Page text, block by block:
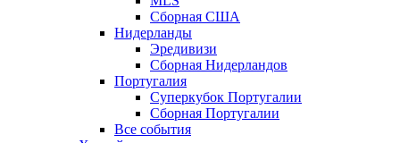
Сборная США
Нидерланды
Эредивизи
Сборная Нидерландов
Португалия
Суперкубок Португалии
Сборная Португалии
Все события